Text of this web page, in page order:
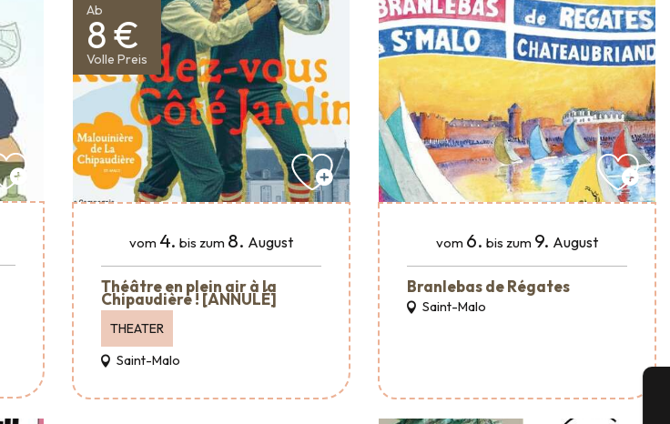
Ab
8 €
Volle Preis
vom 4. bis zum 8. August
Théâtre en plein air à la
Chipaudière ! [ANNULÉ]
THEATER
Saint-Malo
vom 6. bis zum 9. August
Branlebas de Régates
Saint-Malo